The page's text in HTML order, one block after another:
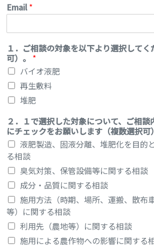
Email*
１．ご相談の対象を以下より選択して
可）。 *
バイオ液肥
再生敷料
堆肥
２．１で選択した対象について、ご相
にチェックをお願いします（複数選択可
液肥製造、固液分離、堆肥化を目的
る相談
臭気対策、保管設備等に関する相談
成分・品質に関する相談
施用方法（時期、場所、運搬、散布
等）に関する相談
利用先（農地等）に関する相談
施用による農作物への影響に関する